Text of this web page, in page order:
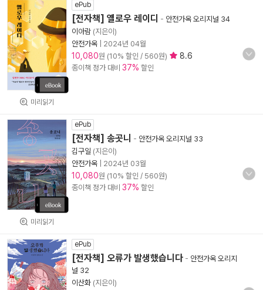
미리읽기
ePub
[전자책] 옐로우 레이디 - 안전가옥 오리지널 34
이아람 (지은이)
안전가옥
2024년 04월
10,080원 (10% 할인 / 560원) 8.6
종이책 정가 대비 37% 할인
미리읽기
ePub
[전자책] 송곳니 - 안전가옥 오리지널 33
김구일 (지은이)
안전가옥
2024년 03월
10,080원 (10% 할인 / 560원)
종이책 정가 대비 37% 할인
ePub
[전자책] 오류가 발생했습니다 - 안전가옥 오리지
널 32
이산화 (지은이)